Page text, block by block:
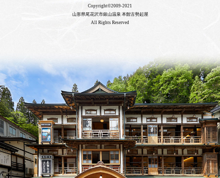
Copyright©2009-2021
山形県尾花沢市銀山温泉 本館古勢起屋
All Rights Reserved